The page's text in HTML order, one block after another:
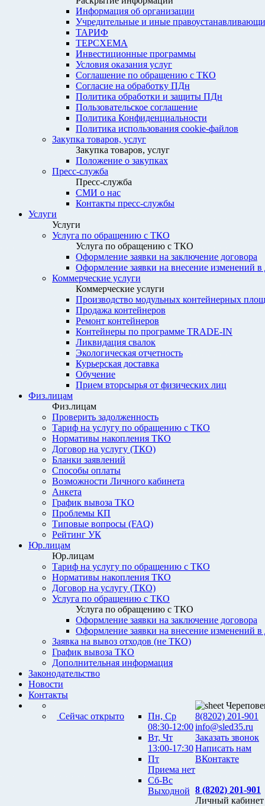
Информация об организации
Учредительные и иные
ТАРИФ
ТЕРСХЕМА
Инвестиционные программы
Условия оказания услуг
Соглашение по обращению с ТКО
Согласие на обработку ПДн
Политика обработки и защиты ПДн
Пользовательское соглашение
Политика Конфиденциальности
Политика использования cookie-файлов
Закупка товаров, услуг
Закупка товаров, услуг
Положение о закупках
Пресс-служба
Пресс-служба
СМИ о нас
Контакты пресс-службы
Услуги
Услуги
Услуга по обращению с ТКО
Услуга по обращению с ТКО
Оформление заявки на заключение договора
Оформление заявки на внесение изменений в
Коммерческие услуги
Коммерческие услуги
Производство модульных контейнерных
Продажа контейнеров
Ремонт контейнеров
Контейнеры по программе TRADE-IN
Ликвидация свалок
Экологическая отчетность
Курьерская доставка
Обучение
Прием вторсырья от физических лиц
Физ.лицам
Физ.лицам
Проверить задолженность
Тариф на услугу по обращению с ТКО
Нормативы накопления ТКО
Договор на услугу (ТКО)
Бланки заявлений
Способы оплаты
Возможности Личного кабинета
Анкета
График вывоза ТКО
Проблемы КП
Типовые вопросы (FAQ)
Рейтинг УК
Юр.лицам
Юр.лицам
Тариф на услугу по обращению с ТКО
Нормативы накопления ТКО
Договор на услугу (ТКО)
Услуга по обращению с ТКО
Услуга по обращению с ТКО
Оформление заявки на заключение договора
Оформление заявки на внесение изменений в
Заявка на вывоз отходов (не ТКО)
График вывоза ТКО
Дополнительная информация
Законодательство
Новости
Контакты
Сейчас открыто
Пн, Ср
08:30-12:00
Вт, Чт
13:00-17:30
Пт
Приема нет
Сб-Вс
Выходной
8(8202) 201-901
info@sled35.ru
Заказать звонок
Написать нам
ВКонтакте
8 (8202) 201-901
Личный кабинет